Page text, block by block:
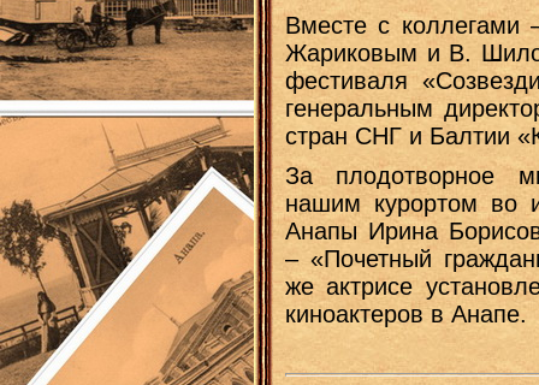
Вместе с
Жариковым и В.
фестиваля
генеральным
стран СНГ и Балтии
За плодотворное
нашим курортом во
Анапы Ирина
– «Почетный
же актрисе
киноактеров в Анапе.